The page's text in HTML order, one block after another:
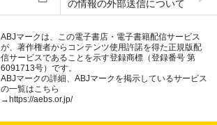
の情報の外部送信について
ABJマークは、この電子書店・電子書籍配信サービス
が、著作権者からコンテンツ使用許諾を得た正規版配
信サービスであることを示す登録商標（登録番号 第
6091713号）です。
ABJマークの詳細、ABJマークを掲示しているサービス
の一覧はこちら
→https://aebs.or.jp/